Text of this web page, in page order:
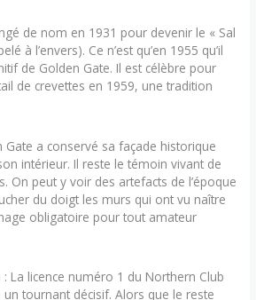
de nom en 1931 pour devenir le « Sal
à l’envers). Ce n’est qu’en 1955 qu’il
de Golden Gate. Il est célèbre pour
de crevettes en 1959, une tradition
Gate a conservé sa façade historique
intérieur. Il reste le témoin vivant de
On peut y voir des artefacts de l’époque
du doigt les murs qui ont vu naître
obligatoire pour tout amateur
La licence numéro 1 du Northern Club
un tournant décisif. Alors que le reste